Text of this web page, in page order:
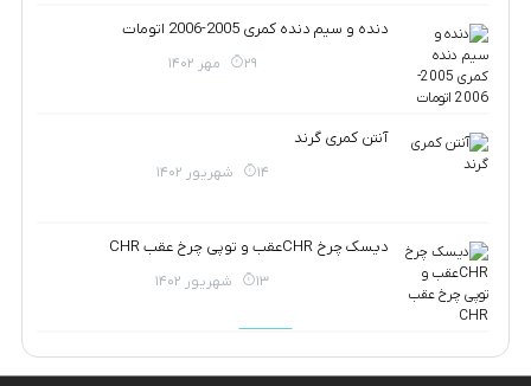
دنده و سیم دنده کمری 2005-2006 اتومات
29 مهر 1402
آنتن کمری گرند
14 شهریور 1402
دیسک چرخ CHRعقب و توپی چرخ عقب CHR
13 شهریور 1402